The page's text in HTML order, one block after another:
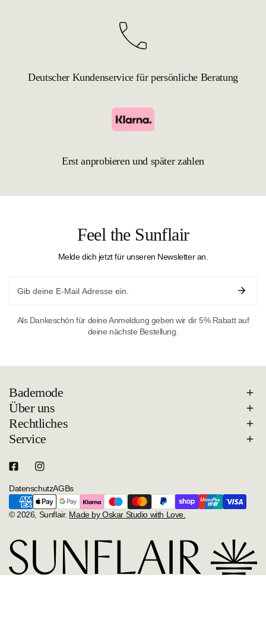
Deutscher Kundenservice für persönliche Beratung
Erst anprobieren und später zahlen
Feel the Sunflair
Melde dich jetzt für unseren Newsletter an.
Als Dankeschön für deine Anmeldung geben wir dir 5% Rabatt auf
deine nächste Bestellung.
Bademode
Über uns
Rechtliches
Service
© 2026, Sunflair. Made by Oskar Studio with Love.
DatenschutzAGBs
Zahlungsarten